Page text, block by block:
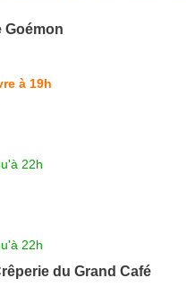
Goémon
à 19h
22h
22h
du Grand Café